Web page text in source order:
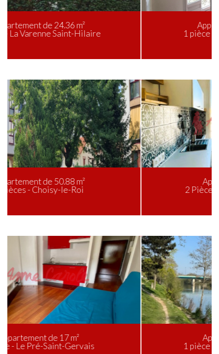
Appartement de 31.98 m²
1 pièce - Saint-Maur-des-Fossés
Appartement de 24 m²
2 Pièces - Le Pré-Saint-Gervais
Appartement de 26 m²
1 pièce - Saint-Maur-des-Fossés